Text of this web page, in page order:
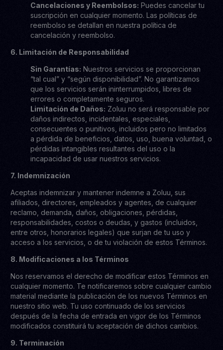
Cancelaciones y Reembolsos: Puedes cancelar tu
suscripción en cualquier momento. Las políticas de
reembolso se detallan en nuestra política de
cancelación y reembolso.
6. Limitación de Responsabilidad
Sin Garantías: Nuestros servicios se proporcionan
“tal cual” y “según disponibilidad”. No garantizamos
que los servicios serán ininterrumpidos, libres de
errores o completamente seguros.
Limitación de Daños: Zoluu no será responsable por
daños indirectos, incidentales, especiales,
consecuentes o punitivos, incluidos pero no limitados
a pérdida de beneficios, datos, uso, buena voluntad, o
pérdidas intangibles resultantes del uso o la
incapacidad de usar nuestros servicios.
7. Indemnización
Aceptas indemnizar y mantener indemne a Zoluu, sus
afiliados, directores, empleados y agentes, de cualquier
reclamo, demanda, daños, obligaciones, pérdidas,
responsabilidades, costos o deudas, y gastos (incluidos,
entre otros, honorarios legales) que surjan de tu uso y
acceso a los servicios, o de tu violación de estos Términos.
8. Modificaciones a los Términos
Nos reservamos el derecho de modificar estos Términos en
cualquier momento. Te notificaremos sobre cualquier cambio
material mediante la publicación de los nuevos Términos en
nuestro sitio web. Tu uso continuado de los servicios
después de la fecha de entrada en vigor de los Términos
modificados constituirá tu aceptación de dichos cambios.
9. Terminación